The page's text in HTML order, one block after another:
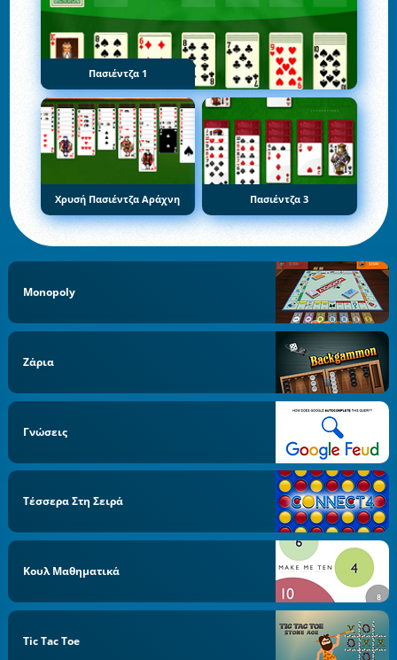
Πασιέντζα 1
Χρυσή Πασιέντζα Αράχνη Πασιέντζα 3
Monopoly
Ζάρια
Γνώσεις
Τέσσερα Στη Σειρά
Κουλ Μαθηματικά
Tic Tac Toe